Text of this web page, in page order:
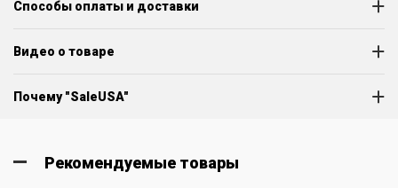
Способы оплаты и доставки
Видео о товаре
Почему "SaleUSA"
Рекомендуемые товары